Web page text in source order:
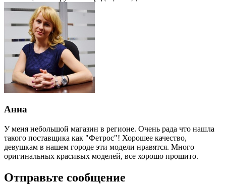
Анна
У меня небольшой магазин в регионе. Очень рада что нашла
такого поставщика как "Фетрос"! Хорошее качество,
девушкам в нашем городе эти модели нравятся. Много
оригинальных красивых моделей, все хорошо прошито.
Отправьте сообщение